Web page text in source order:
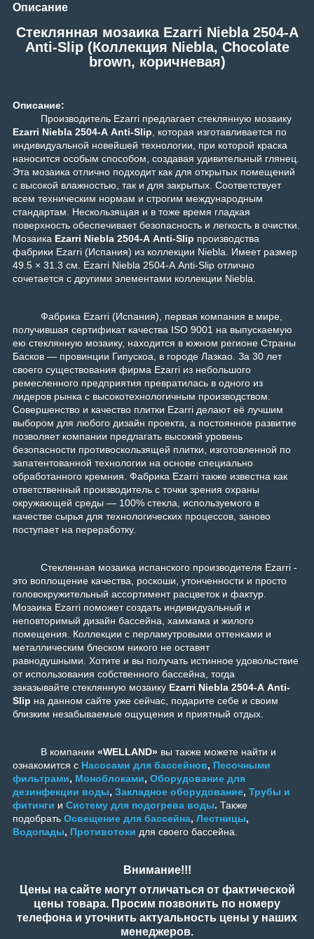
Описание
Стеклянная мозаика Ezarri Niebla 2504-А
Anti-Slip (Коллекция Niebla, Chocolate
brown, коричневая)
Описание:
Производитель Ezarri предлагает стеклянную мозаику
Ezarri Niebla 2504-А Anti-Slip, которая изготавливается по
индивидуальной новейшей технологии, при которой краска
наносится особым способом, создавая удивительный глянец.
Эта мозаика отлично подходит как для открытых помещений
с высокой влажностью, так и для закрытых. Соответствует
всем техническим нормам и строгим международным
стандартам. Нескользящая и в тоже время гладкая
поверхность обеспечивает безопасность и легкость в очистки.
Мозаика Ezarri Niebla 2504-А Anti-Slip производства
фабрики Ezarri (Испания) из коллекции Niebla. Имеет размер
49.5 × 31.3 см. Ezarri Niebla 2504-А Anti-Slip отлично
сочетается с другими элементами коллекции Niebla.
Фабрика Ezarri (Испания), первая компания в мире,
получившая сертификат качества ISO 9001 на выпускаемую
ею стеклянную мозаику, находится в южном регионе Страны
Басков — провинции Гипускоа, в городе Лазкао. За 30 лет
своего существования фирма Ezarri из небольшого
ремесленного предприятия превратилась в одного из
лидеров рынка с высокотехнологичным производством.
Совершенство и качество плитки Ezarri делают её лучшим
выбором для любого дизайн проекта, а постоянное развитие
позволяет компании предлагать высокий уровень
безопасности противоскользящей плитки, изготовленной по
запатентованной технологии на основе специально
обработанного кремния. Фабрика Ezarri также известна как
ответственный производитель с точки зрения охраны
окружающей среды — 100% стекла, используемого в
качестве сырья для технологических процессов, заново
поступает на переработку.
Стеклянная мозаика испанского производителя Ezarri -
это воплощение качества, роскоши, утонченности и просто
головокружительный ассортимент расцветок и фактур.
Мозаика Ezarri поможет создать индивидуальный и
неповторимый дизайн бассейна, хаммама и жилого
помещения. Коллекции с перламутровыми оттенками и
металлическим блеском никого не оставят
равнодушными. Хотите и вы получать истинное удовольствие
от использования собственного бассейна, тогда
заказывайте стеклянную мозаику Ezarri Niebla 2504-А Anti-
Slip на данном сайте уже сейчас, подарите себе и своим
близким незабываемые ощущения и приятный отдых.
В компании «WELLAND» вы также можете найти и
ознакомится с Насосами для бассейнов, Песочными
фильтрами, Моноблоками, Оборудование для
дезинфекции воды, Закладное оборудование, Трубы и
фитинги и Систему для подогрева воды. Также
подобрать Освещение для бассейна, Лестницы,
Водопады, Противотоки для своего бассейна.
Внимание!!!
Цены на сайте могут отличаться от фактической
цены товара. Просим позвонить по номеру
телефона и уточнить актуальность цены у наших
менеджеров.